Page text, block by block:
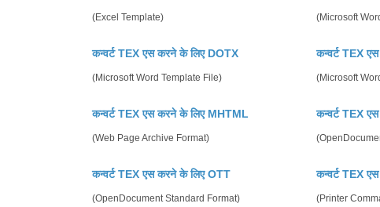
(Excel Template) (Microsoft
कन्वर्ट TEX एस करने के लिए DOTX
(Microsoft Word Template File)
कन्वर्ट TEX
(Microsoft
कन्वर्ट TEX एस करने के लिए MHTML
(Web Page Archive Format)
कन्वर्ट TEX
कन्वर्ट TEX एस करने के लिए OTT
(OpenDocument Standard Format)
कन्वर्ट TEX
(Printer